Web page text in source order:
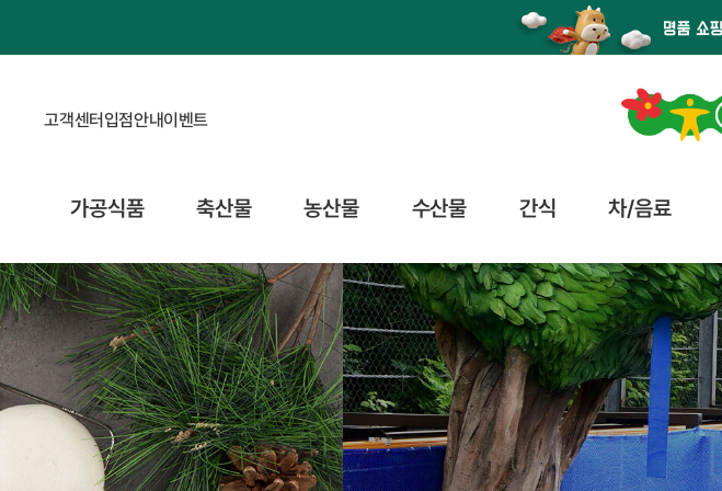
고객센터입점안내이벤트
가공식품 축산물 농산물 수산물 간식 차/음료
사계절 내내 무동력 레저스포츠
횡성 루지체험장